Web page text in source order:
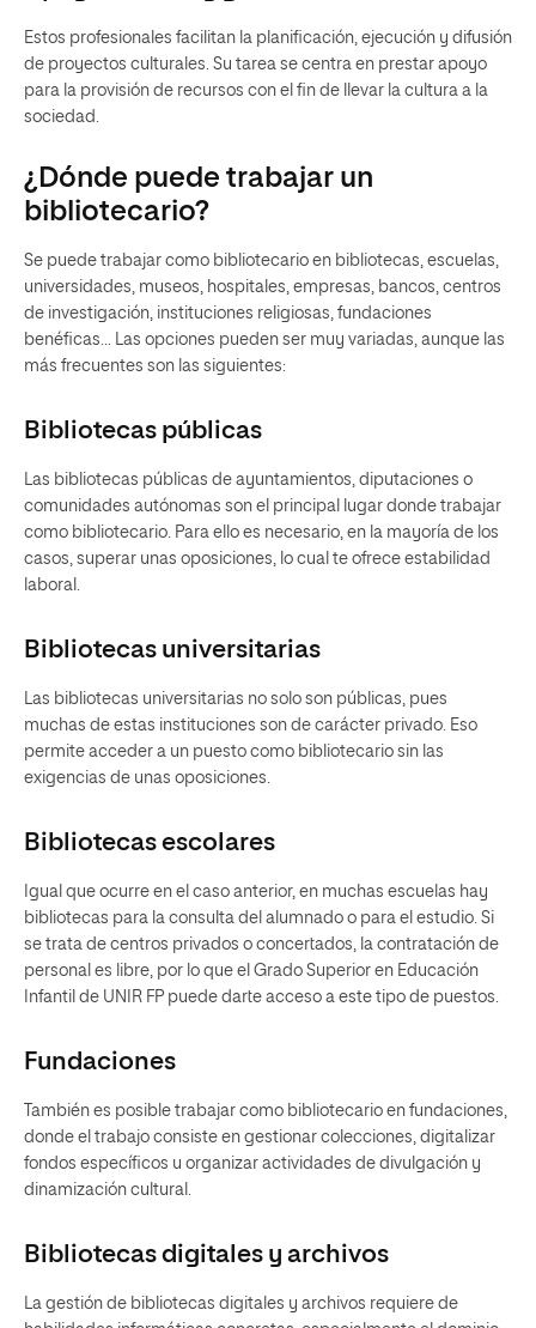
Estos profesionales facilitan la planificación, ejecución y difusión
de proyectos culturales. Su tarea se centra en prestar apoyo
para la provisión de recursos con el fin de llevar la cultura a la
sociedad.
¿Dónde puede trabajar un
bibliotecario?
Se puede trabajar como bibliotecario en bibliotecas, escuelas,
universidades, museos, hospitales, empresas, bancos, centros
de investigación, instituciones religiosas, fundaciones
benéficas… Las opciones pueden ser muy variadas, aunque las
más frecuentes son las siguientes:
Bibliotecas públicas
Las bibliotecas públicas de ayuntamientos, diputaciones o
comunidades autónomas son el principal lugar donde trabajar
como bibliotecario. Para ello es necesario, en la mayoría de los
casos, superar unas oposiciones, lo cual te ofrece estabilidad
laboral.
Bibliotecas universitarias
Las bibliotecas universitarias no solo son públicas, pues
muchas de estas instituciones son de carácter privado. Eso
permite acceder a un puesto como bibliotecario sin las
exigencias de unas oposiciones.
Bibliotecas escolares
Igual que ocurre en el caso anterior, en muchas escuelas hay
bibliotecas para la consulta del alumnado o para el estudio. Si
se trata de centros privados o concertados, la contratación de
personal es libre, por lo que el Grado Superior en Educación
Infantil de UNIR FP puede darte acceso a este tipo de puestos.
Fundaciones
También es posible trabajar como bibliotecario en fundaciones,
donde el trabajo consiste en gestionar colecciones, digitalizar
fondos específicos u organizar actividades de divulgación y
dinamización cultural.
Bibliotecas digitales y archivos
La gestión de bibliotecas digitales y archivos requiere de